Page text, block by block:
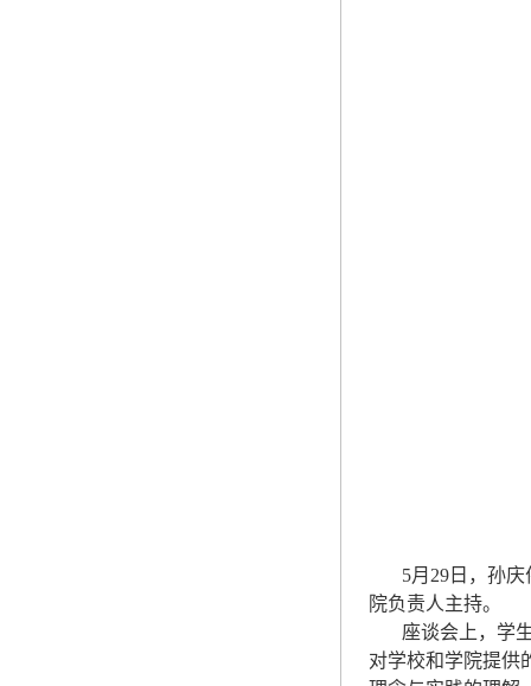
5月29日，孙庆
院负责人主持。
座谈会上，学生
对学校和学院提供